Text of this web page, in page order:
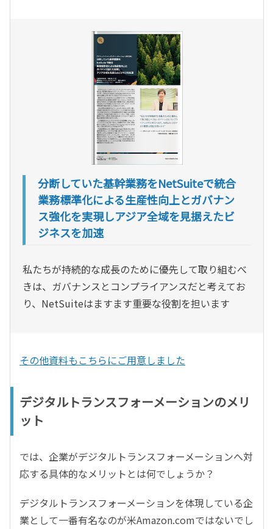
分断していた基幹業務をNetSuiteで統合
業務標準化による生産性向上とガバナン
ス強化を実現しアジア全域を見据えたビ
ジネスを加速
私たちが持続的な成長のために優先して取り組むべ
きは、ガバナンスとコンプライアンスだと考えてお
り、NetSuiteはますます重要な役割を担います
その他資料もこちらにご用意しました
デジタルトランスフォーメーションのメリ
ット
では、企業がデジタルトランスフォーメーションへ対
応する具体的なメリットとは何でしょうか？
デジタルトランスフォーメーションを体現している企
業として一番有名なのが米Amazon.comではないでし